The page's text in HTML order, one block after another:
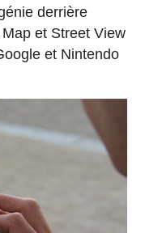
derrière
et Street View
et Nintendo